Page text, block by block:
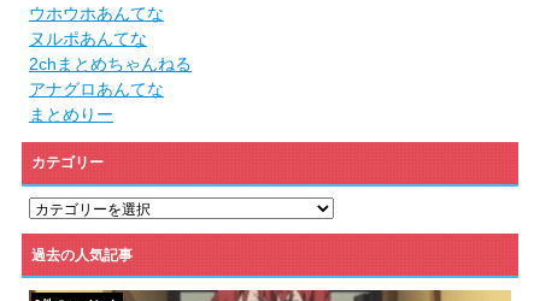
ウホウホあんてな
ヌルポあんてな
2chまとめちゃんねる
アナグロあんてな
まとめりー
カテゴリー
カ
ゴ
リ
ー
過去の人気記事